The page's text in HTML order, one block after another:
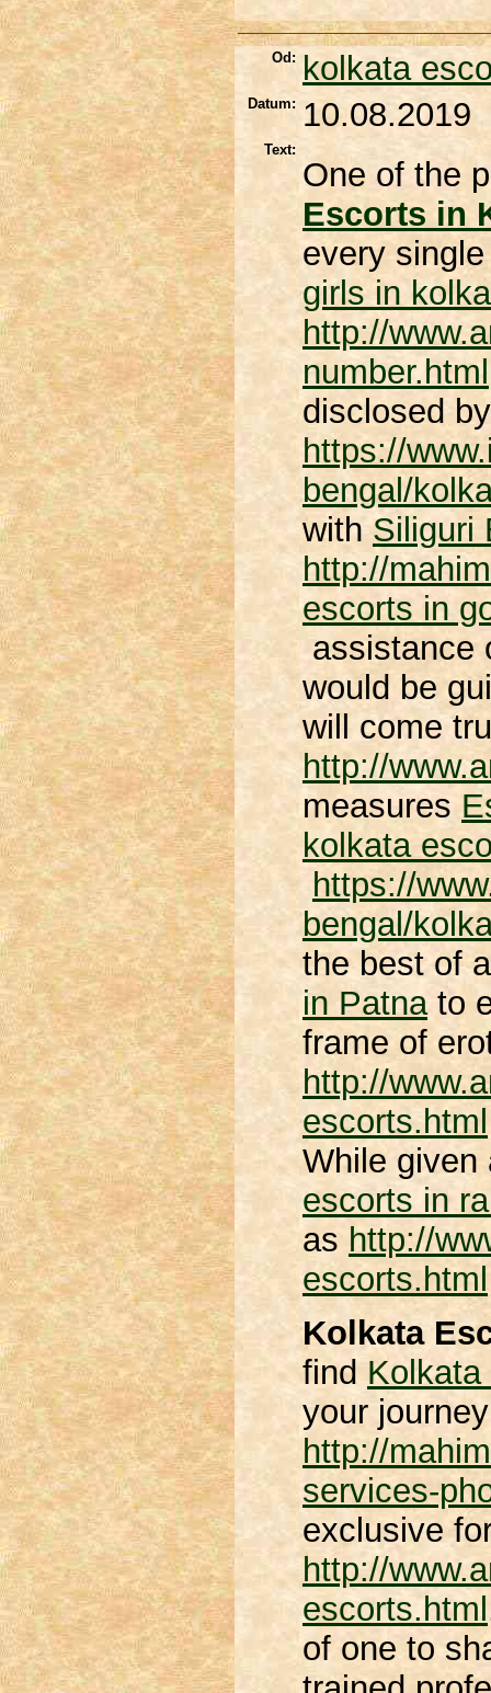
Od: kolkata
Datum: 10.08.2019
Text:
One of the
Escorts in
every
girls in
http://
number.html
disclosed
https://
bengal/
withSiliguri
http://
escorts in
assistance
would be
will come
http://
measures
kolkata
https://
bengal/
the best of
in Patnato
frame of
http://
escorts.html
While given
escorts in
as http://
escorts.html
Kolkata
find
your
http://
services-
exclusive
http://
escorts.html
of one to